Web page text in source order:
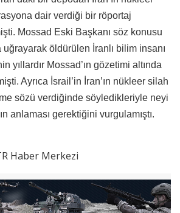
dair verdiği bir röportaj
Mossad Eski Başkanı söz konusu
öldürülen İranlı bilim insanı
yıllardır Mossad’ın gözetimi altında
Ayrıca İsrail’in İran’ın nükleer silah
sözü verdiğinde söyledikleriyle neyi
anlaması gerektiğini vurgulamıştı.
Haber Merkezi